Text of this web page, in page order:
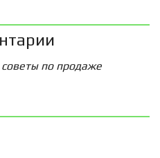
по продаже